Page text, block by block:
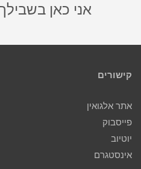
אני כאן
קישורים
אתר אלגואין
פייסבוק
יוטיוב
אינסטגרם